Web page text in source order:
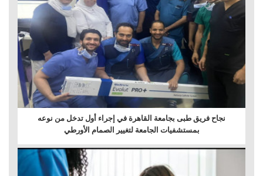
نجاح فريق طبى بجامعة القاهرة في إجراء أول تدخل من نوعه
بمستشفيات الجامعة لتغيير الصمام الأورطي